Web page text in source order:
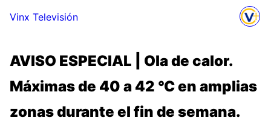
Vinx Televisión
AVISO ESPECIAL | Ola de calor.
Máximas de 40 a 42 °C en amplias
zonas durante el fin de semana.